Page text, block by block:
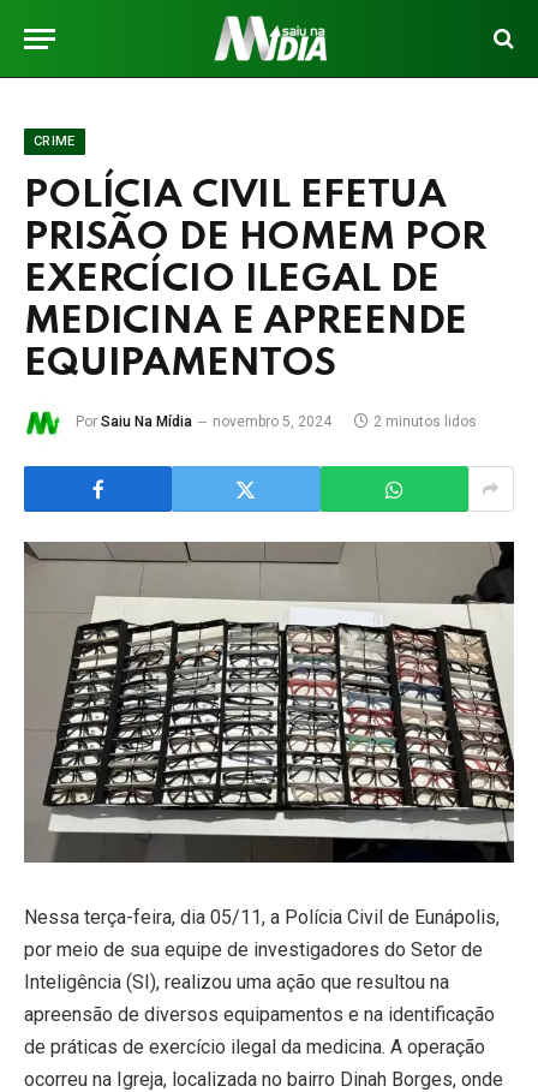
CRIME
POLÍCIA CIVIL EFETUA
PRISÃO DE HOMEM POR
EXERCÍCIO ILEGAL DE
MEDICINA E APREENDE
EQUIPAMENTOS
Por Saiu Na Mídia novembro 5, 2024 2 minutos lidos
Nessa terça-feira, dia 05/11, a Polícia Civil de Eunápolis,
por meio de sua equipe de investigadores do Setor de
Inteligência (SI), realizou uma ação que resultou na
apreensão de diversos equipamentos e na identificação
de práticas de exercício ilegal da medicina. A operação
ocorreu na Igreja, localizada no bairro Dinah Borges, onde